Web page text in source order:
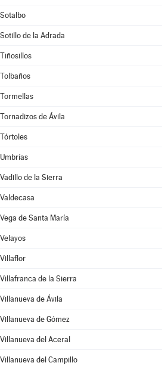
Sotalbo
Sotillo de la Adrada
Tiñosillos
Tolbaños
Tormellas
Tornadizos de Ávila
Tórtoles
Umbrías
Vadillo de la Sierra
Valdecasa
Vega de Santa María
Velayos
Villaflor
Villafranca de la Sierra
Villanueva de Ávila
Villanueva de Gómez
Villanueva del Aceral
Villanueva del Campillo